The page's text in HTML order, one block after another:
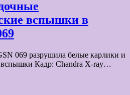
вспышки в
069 разрушила белые карлики и
вспышки Кадр: Chandra X-ray…